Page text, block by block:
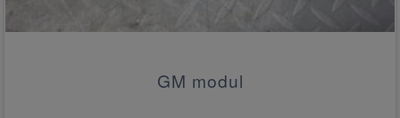
GM modul